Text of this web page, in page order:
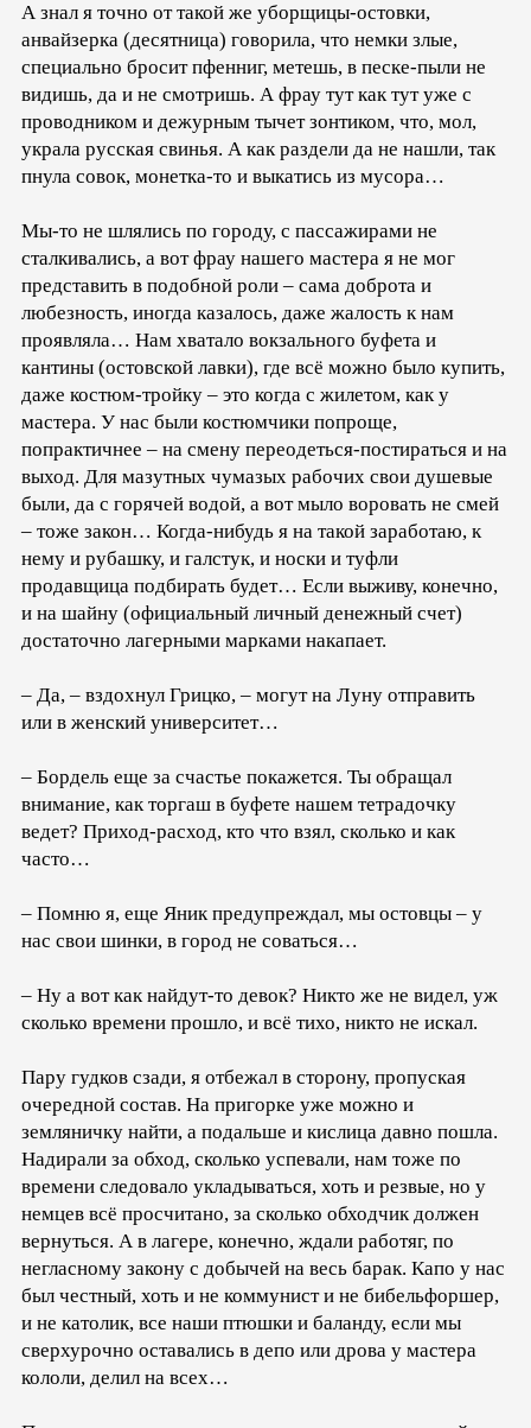
А знал я точно от такой же уборщицы-остовки,
анвайзерка (десятница) говорила, что немки злые,
специально бросит пфенниг, метешь, в песке-пыли не
видишь, да и не смотришь. А фрау тут как тут уже с
проводником и дежурным тычет зонтиком, что, мол,
украла русская свинья. А как раздели да не нашли, так
пнула совок, монетка-то и выкатись из мусора…
Мы-то не шлялись по городу, с пассажирами не
сталкивались, а вот фрау нашего мастера я не мог
представить в подобной роли – сама доброта и
любезность, иногда казалось, даже жалость к нам
проявляла… Нам хватало вокзального буфета и
кантины (остовской лавки), где всё можно было купить,
даже костюм-тройку – это когда с жилетом, как у
мастера. У нас были костюмчики попроще,
попрактичнее – на смену переодеться-постираться и на
выход. Для мазутных чумазых рабочих свои душевые
были, да с горячей водой, а вот мыло воровать не смей
– тоже закон… Когда-нибудь я на такой заработаю, к
нему и рубашку, и галстук, и носки и туфли
продавщица подбирать будет… Если выживу, конечно,
и на шайну (официальный личный денежный счет)
достаточно лагерными марками накапает.
– Да, – вздохнул Грицко, – могут на Луну отправить
или в женский университет…
– Бордель еще за счастье покажется. Ты обращал
внимание, как торгаш в буфете нашем тетрадочку
ведет? Приход-расход, кто что взял, сколько и как
часто…
– Помню я, еще Яник предупреждал, мы остовцы – у
нас свои шинки, в город не соваться…
– Ну а вот как найдут-то девок? Никто же не видел, уж
сколько времени прошло, и всё тихо, никто не искал.
Пару гудков сзади, я отбежал в сторону, пропуская
очередной состав. На пригорке уже можно и
земляничку найти, а подальше и кислица давно пошла.
Надирали за обход, сколько успевали, нам тоже по
времени следовало укладываться, хоть и резвые, но у
немцев всё просчитано, за сколько обходчик должен
вернуться. А в лагере, конечно, ждали работяг, по
негласному закону с добычей на весь барак. Капо у нас
был честный, хоть и не коммунист и не бибельфоршер,
и не католик, все наши птюшки и баланду, если мы
сверхурочно оставались в депо или дрова у мастера
кололи, делил на всех…